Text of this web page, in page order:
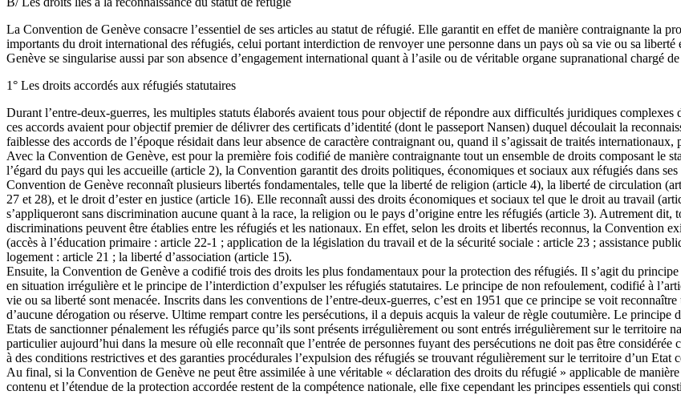
La Convention de Genève consacre l’essentiel de ses articles au statut de réfugié. Elle garantit en effet de manière contraignante la
importants du droit international des réfugiés, celui portant interdiction de renvoyer une personne dans un pays où sa vie ou sa
Genève se singularise aussi par son absence d’engagement international quant à l’asile ou de véritable organe supranational chargé
1° Les droits accordés aux réfugiés statutaires
Durant l’entre-deux-guerres, les multiples statuts élaborés avaient tous pour objectif de répondre aux difficultés juridiques
ces accords avaient pour objectif premier de délivrer des certificats d’identité (dont le passeport Nansen) duquel découlait la
faiblesse des accords de l’époque résidait dans leur absence de caractère contraignant ou, quand il s’agissait de traités internationaux,
Avec la Convention de Genève, est pour la première fois codifié de manière contraignante tout un ensemble de droits composant le
l’égard du pays qui les accueille (article 2), la Convention garantit des droits politiques, économiques et sociaux aux réfugiés dans
Convention de Genève reconnaît plusieurs libertés fondamentales, telle que la liberté de religion (article 4), la liberté de circulation
27 et 28), et le droit d’ester en justice (article 16). Elle reconnaît aussi des droits économiques et sociaux tel que le droit au travail
s’appliqueront sans discrimination aucune quant à la race, la religion ou le pays d’origine entre les réfugiés (article 3). Autrement
discriminations peuvent être établies entre les réfugiés et les nationaux. En effet, selon les droits et libertés reconnus, la Convention
(accès à l’éducation primaire : article 22-1 ; application de la législation du travail et de la sécurité sociale : article 23 ; assistance
logement : article 21 ; la liberté d’association (article 15).
Ensuite, la Convention de Genève a codifié trois des droits les plus fondamentaux pour la protection des réfugiés. Il s’agit du
en situation irrégulière et le principe de l’interdiction d’expulser les réfugiés statutaires. Le principe de non refoulement, codifié à
vie ou sa liberté sont menacée. Inscrits dans les conventions de l’entre-deux-guerres, c’est en 1951 que ce principe se voit
d’aucune dérogation ou réserve. Ultime rempart contre les persécutions, il a depuis acquis la valeur de règle coutumière. Le
Etats de sanctionner pénalement les réfugiés parce qu’ils sont présents irrégulièrement ou sont entrés irrégulièrement sur le territoire
particulier aujourd’hui dans la mesure où elle reconnaît que l’entrée de personnes fuyant des persécutions ne doit pas être
à des conditions restrictives et des garanties procédurales l’expulsion des réfugiés se trouvant régulièrement sur le territoire d’un Etat
Au final, si la Convention de Genève ne peut être assimilée à une véritable « déclaration des droits du réfugié » applicable de
contenu et l’étendue de la protection accordée restent de la compétence nationale, elle fixe cependant les principes essentiels qui